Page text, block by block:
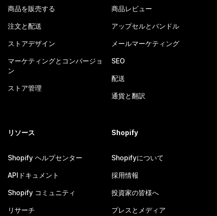
商品を販売する
注文と配送
ストアデザイン
マーケティングとコンバージョ
ン
ストア管理
商品レビュー
アップセルとバンドル
メールマーケティング
SEO
配送
通貨と翻訳
リソース
Shopify ヘルプセンター
APIドキュメント
Shopify コミュニティ
リサーチ
Shopify
Shopifyについて
採用情報
投資家の皆様へ
プレスとメディア